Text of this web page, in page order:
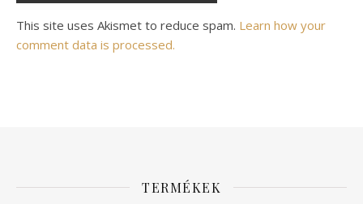
Alternative:
This site uses Akismet to reduce spam. Learn how your
comment data is processed.
TERMÉKEK